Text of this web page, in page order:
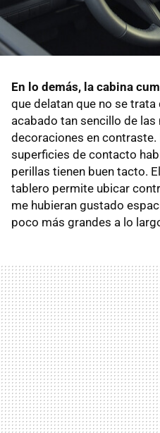
En lo demás, la cabina
que delatan que no se
acabado tan sencillo de
decoraciones en contraste.
superficies de contacto
perillas tienen buen tacto.
tablero permite ubicar
me hubieran gustado
poco más grandes a lo